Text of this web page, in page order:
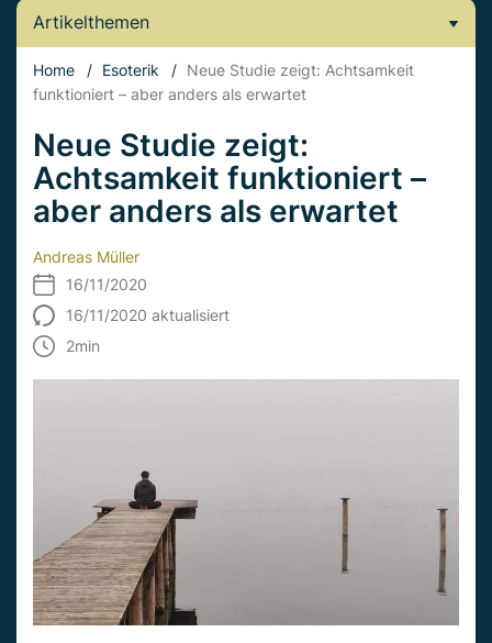
Artikelthemen
Home / Esoterik / Neue Studie zeigt: Achtsamkeit
funktioniert – aber anders als erwartet
Neue Studie zeigt:
Achtsamkeit funktioniert –
aber anders als erwartet
Andreas Müller
16/11/2020
16/11/2020 aktualisiert
2min